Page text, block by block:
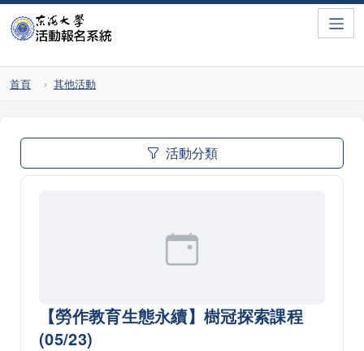
首頁 其他活動
活動分類
【勞作教育生態永續】樹冠探索課程
(05/23)